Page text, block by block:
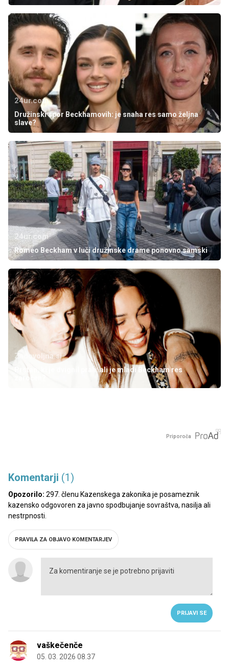
24ur.com
Družinski spor Beckhamovih: je snaha res samo željna
slave?
24ur.com
Romeo Beckham v luči družinske drame ponovno samski
Zadovoljna.si
Prstan, ki je dvignil prah: ali je mladi Beckham res
zaročen?
Priporoča
Komentarji (1)
Opozorilo: 297. členu Kazenskega zakonika je posameznik
kazensko odgovoren za javno spodbujanje sovraštva, nasilja ali
nestrpnosti.
PRAVILA ZA OBJAVO KOMENTARJEV
PRIJAVI SE
vaškečenče
05. 03. 2026 08.37